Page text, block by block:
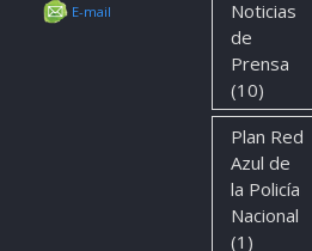
E-mail
Noticias
de
Prensa
(10)
Plan Red
Azul de
la Policía
Nacional
(1)